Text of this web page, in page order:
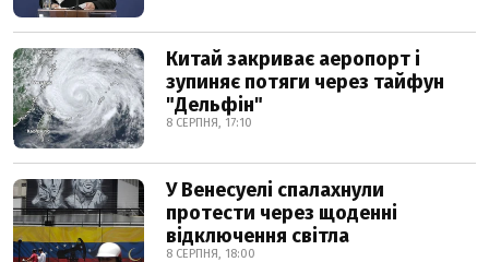
Китай закриває аеропорт і
зупиняє потяги через тайфун
"Дельфін"
8 СЕРПНЯ, 17:10
У Венесуелі спалахнули
протести через щоденні
відключення світла
8 СЕРПНЯ, 18:00